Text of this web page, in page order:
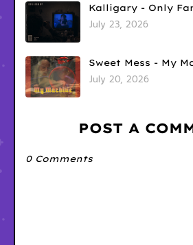
Kalligary - Only
July 23, 2026
Sweet Mess - My
July 20, 2026
POST A
0 Comments